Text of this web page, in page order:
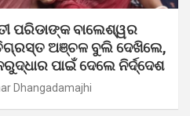
ପରିଡାଙ୍କ ବାଲେଶ୍ୱର
ଅଞ୍ଚଳ ବୁଲି ଦେଖିଲେ,
ପାଇଁ ଦେଲେ ନିର୍ଦ୍ଦେଶ
Dhangadamajhi